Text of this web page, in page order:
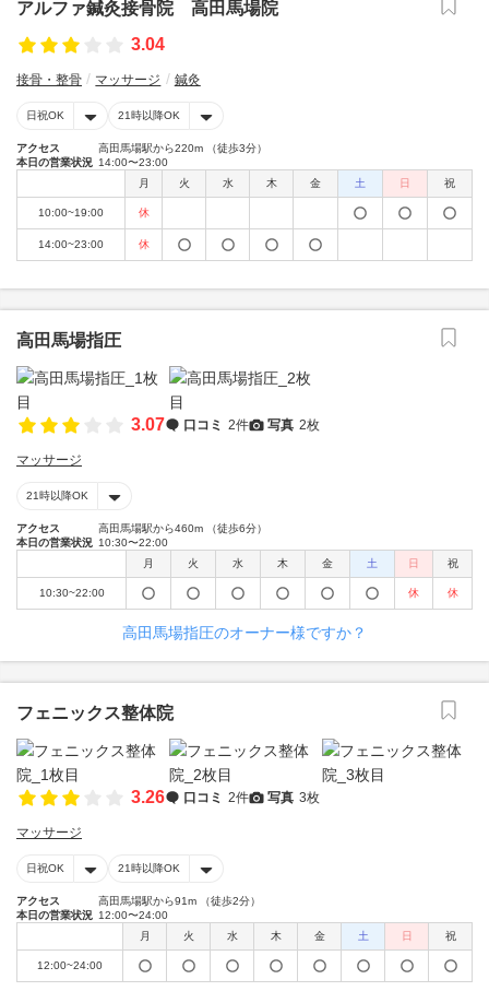
アルファ鍼灸接骨院 高田馬場院
3.04
接骨・整骨 マッサージ 鍼灸
日祝OK 21時以降OK
アクセス
高田馬場駅から220m （徒歩3分）
本日の営業状況 14:00〜23:00
月
火 水 木 金 土 日 祝
10:00~19:00 休
14:00~23:00 休
高田馬場指圧
3.07 口コミ 2件 写真 2枚
マッサージ
21時以降OK
アクセス
高田馬場駅から460m （徒歩6分）
本日の営業状況 10:30〜22:00
月
火 水 木 金 土 日 祝
10:30~22:00 休 休
高田馬場指圧のオーナー様ですか？
フェニックス整体院
3.26 口コミ 2件 写真 3枚
マッサージ
日祝OK 21時以降OK
アクセス
高田馬場駅から91m （徒歩2分）
本日の営業状況 12:00〜24:00
月
火 水 木 金 土 日 祝
12:00~24:00